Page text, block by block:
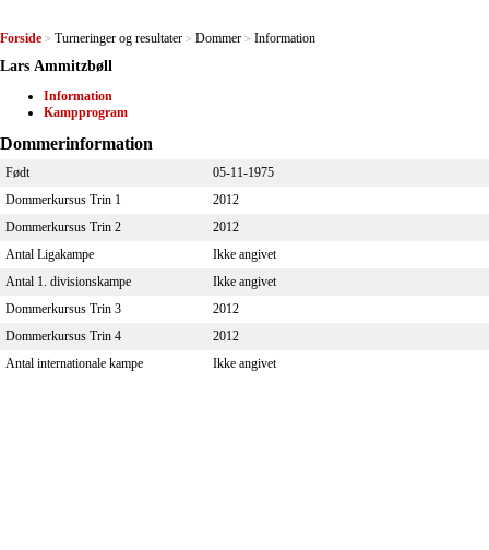
Forside > Turneringer og resultater > Dommer > Information
Lars Ammitzbøll
Information
Kampprogram
Dommerinformation
Født
05-11-1975
Dommerkursus Trin 1
2012
Dommerkursus Trin 2
2012
Antal Ligakampe
Ikke angivet
Antal 1. divisionskampe
Ikke angivet
Dommerkursus Trin 3
2012
Dommerkursus Trin 4
2012
Antal internationale kampe
Ikke angivet